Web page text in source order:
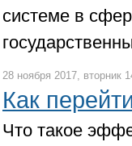
системе в
28 ноября 2017, вторник
Как
Что такое